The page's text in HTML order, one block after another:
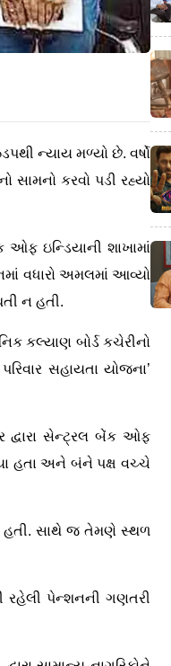
ન્યાય મળ્યો છે. વર્ષો
સામનો કરવો પડી રહ્યો
ઇન્ડિયાની શાખામાં
વધારો અમલમાં આવ્યો
ન હતી.
કલ્યાણ બોર્ડ કચેરીનો
સહાયતા યોજના’
દ્વારા સેન્ટ્રલ બેંક ઓફ
હતા અને બંને પક્ષ વચ્ચે
હતી. સાથે જ તેમણે સ્થળ
રહેલી પેન્શનની ગણતરી